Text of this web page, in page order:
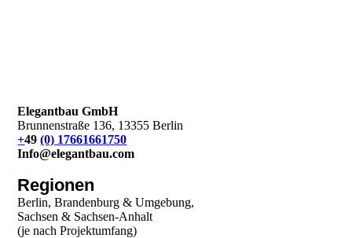
Elegantbau GmbH
Brunnenstraße 136, 13355 Berlin
+49(0) 17661661750
Info@elegantbau.com
Regionen
Berlin, Brandenburg & Umgebung,
Sachsen & Sachsen-Anhalt
(je nach Projektumfang)